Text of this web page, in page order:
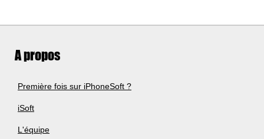
A propos
Première fois sur iPhoneSoft ?
iSoft
L'équipe